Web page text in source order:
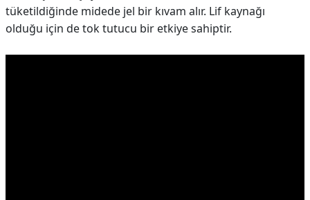
tüketildiğinde midede jel bir kıvam alır. Lif kaynağı
olduğu için de tok tutucu bir etkiye sahiptir.